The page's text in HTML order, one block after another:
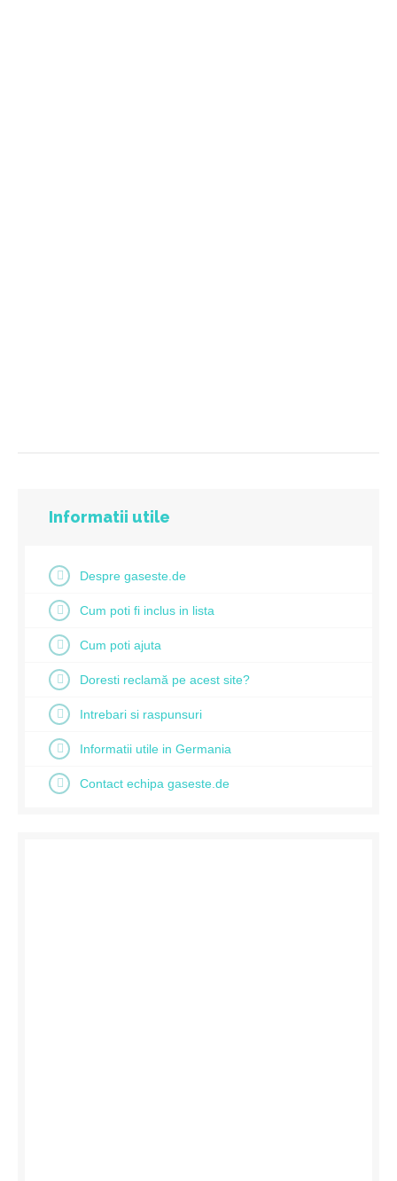
Informatii utile
Despre gaseste.de
Cum poti fi inclus in lista
Cum poti ajuta
Doresti reclamă pe acest site?
Intrebari si raspunsuri
Informatii utile in Germania
Contact echipa gaseste.de